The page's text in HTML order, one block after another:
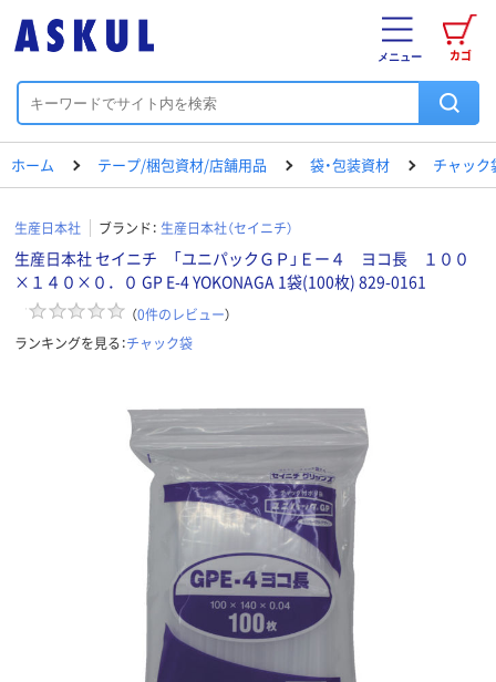
カゴ
メニュー
ホーム テープ/梱包資材/店舗用品 袋・包装資材 チャック
生産日本社 ブランド： 生産日本社（セイニチ）
生産日本社 セイニチ 「ユニパックＧＰ」Ｅー４ ヨコ長 １００
×１４０×０．０ GP E-4 YOKONAGA 1袋(100枚) 829-0161
（0件のレビュー）
ランキングを見る：チャック袋